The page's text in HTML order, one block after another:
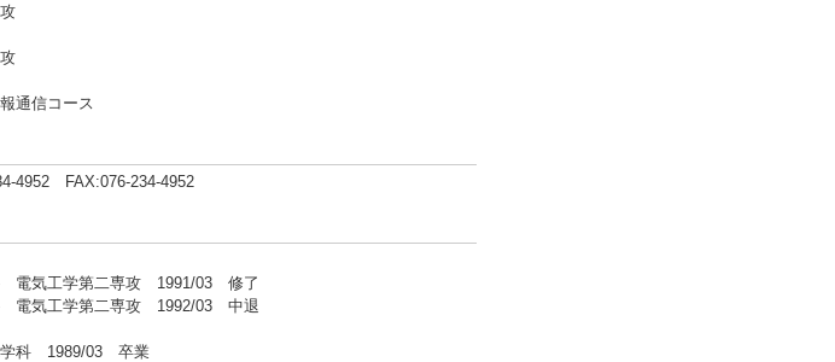
通信コース
4952 FAX:076-234-4952
気工学第二専攻 1991/03 修了
気工学第二専攻 1992/03 中退
科 1989/03 卒業